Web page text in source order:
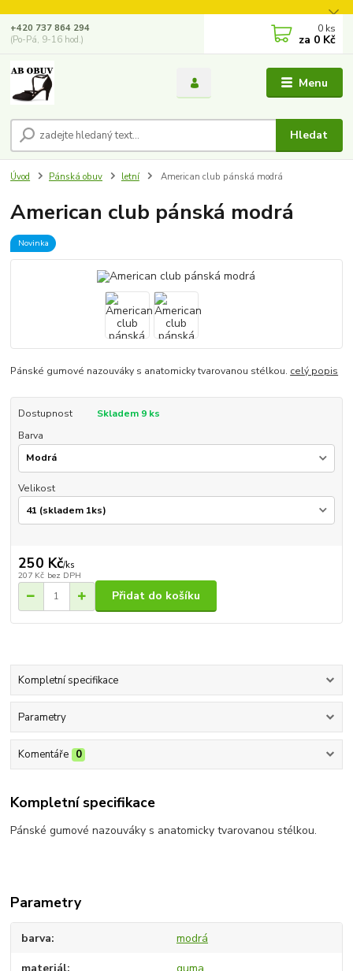
Menu
Hledat
+420 737 864 294
(Po-Pá, 9-16 hod.)
0 ks
za 0 Kč
Úvod Pánská obuv letní American club pánská modrá
American club pánská modrá
Novinka
Pánské gumové nazouváky s anatomicky tvarovanou stélkou. celý popis
Dostupnost
Skladem 9 ks
Barva
Velikost
250 Kč/ks
207 Kč bez DPH
Přidat do košíku
Kompletní specifikace
Parametry
Komentáře 0
Kompletní specifikace
Pánské gumové nazouváky s anatomicky tvarovanou stélkou.
Parametry
barva modrá